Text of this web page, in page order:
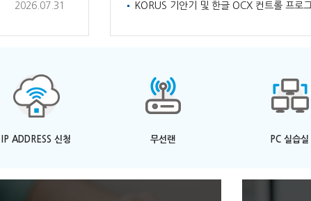
2026.07.31 KORUS 기안기 및 한글 OCX 컨트롤 프로
IP ADDRESS 신청 무선랜 PC 실습실